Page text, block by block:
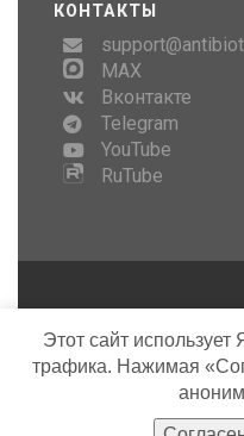
КОНТАКТЫ
MAX
Вконтакте
Telegram
YouTube
RuTube
Этот сайт
трафика. Нажимая